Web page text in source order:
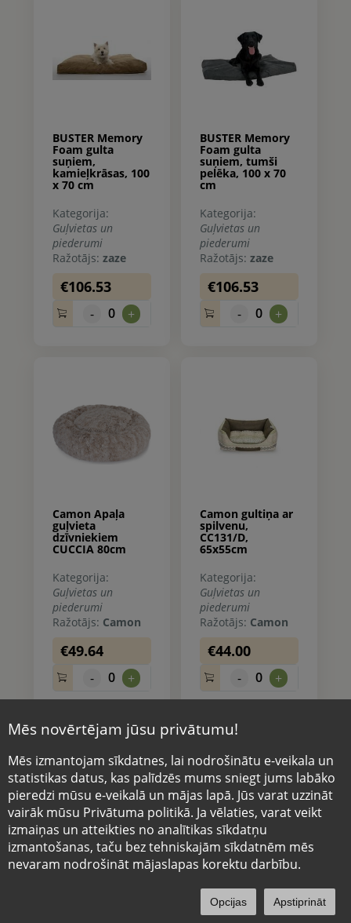
Mēs novērtējam jūsu privātumu!
Mēs izmantojam sīkdatnes, lai nodrošinātu e-veikala un
statistikas datus, kas palīdzēs mums sniegt jums labāko
pieredzi mūsu e-veikalā un mājas lapā. Jūs varat uzzināt
vairāk mūsu Privātuma politikā. Ja vēlaties, varat veikt
izmaiņas un atteikties no analītikas sīkdatņu
izmantošanas, taču bez tehniskajām sīkdatnēm mēs
nevaram nodrošināt mājaslapas korektu darbību.
Profils
0
Grozs
BUSTER Memory
Foam gulta
suņiem,
kamieļkrāsas, 100
x 70 cm
Kategorija:
Guļvietas un
piederumi
Ražotājs: zaze
€106.53
- 0 +
BUSTER Memory
Foam gulta
suņiem, tumši
pelēka, 100 x 70
cm
Kategorija:
Guļvietas un
piederumi
Ražotājs: zaze
€106.53
- 0 +
Camon Apaļa
guļvieta
dzīvniekiem
CUCCIA 80cm
Kategorija:
Guļvietas un
piederumi
Ražotājs: Camon
€49.64
- 0 +
Camon gultiņa ar
spilvenu,
CC131/D,
65x55cm
Kategorija:
Guļvietas un
piederumi
Ražotājs: Camon
€44.00
- 0 +
liela, CC116/l.02,
66x59x26 cm